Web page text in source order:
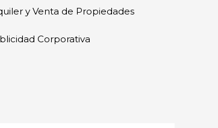
y Venta de Propiedades
Corporativa